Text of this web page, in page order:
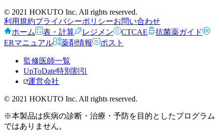
© 2021 HOKUTO Inc. All rights reserved.
利用規約プライバシーポリシーお問い合わせ
ホーム
表・計算 レジメン CTCAE
抗菌薬ガイド
ERマニュアル
薬剤情報 ポスト
監修医師一覧
UpToDate特別割引
運営会社
© 2021 HOKUTO Inc. All rights reserved.
※本製品は疾病の診断・治療・予防を目的としたプログラム
ではありません。